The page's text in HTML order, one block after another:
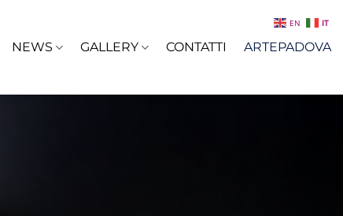
NEWS GALLERY CONTATTI ARTEPADOVA
EN IT